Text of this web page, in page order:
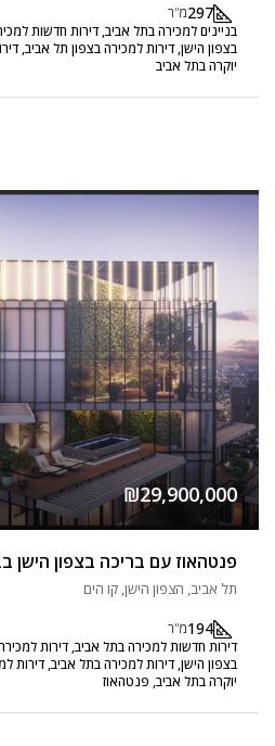
297מ"ר
בניינים למכירה בתל אביב, דירות חדשות
בצפון הישן, דירות למכירה בצפון תל אביב,
יוקרה בתל אביב
₪29,900,000
פנטהאוז עם בריכה בצפון הישן
תל אביב, הצפון הישן, קו הים
194מ"ר
דירות חדשות למכירה בתל אביב, דירות
בצפון הישן, דירות למכירה בתל אביב, דירות
יוקרה בתל אביב, פנטהאוז